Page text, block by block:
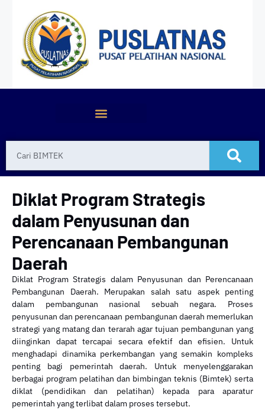
Diklat Program Strategis
dalam Penyusunan dan
Perencanaan Pembangunan
Daerah
Diklat Program Strategis dalam Penyusunan dan Perencanaan
Pembangunan Daerah. Merupakan salah satu aspek penting
dalam pembangunan nasional sebuah negara. Proses
penyusunan dan perencanaan pembangunan daerah memerlukan
strategi yang matang dan terarah agar tujuan pembangunan yang
diinginkan dapat tercapai secara efektif dan efisien. Untuk
menghadapi dinamika perkembangan yang semakin kompleks
penting bagi pemerintah daerah. Untuk menyelenggarakan
berbagai program pelatihan dan bimbingan teknis (Bimtek) serta
diklat (pendidikan dan pelatihan) kepada para aparatur
pemerintah yang terlibat dalam proses tersebut.